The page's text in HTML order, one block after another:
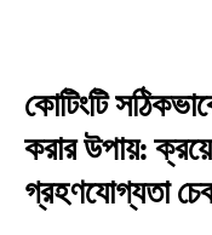
কোটিংটি
করার উপায়:
গ্রহণযোগ্যতা